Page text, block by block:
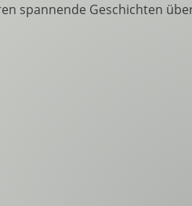
spannende Geschichten